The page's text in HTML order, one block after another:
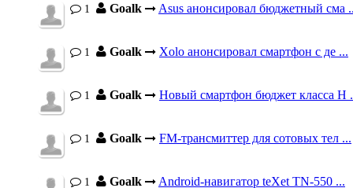
1 Goalk Asus анонсировал бюджетный сма
1 Goalk Xolo анонсировал смартфон с де ...
1 Goalk Новый смартфон бюджет класса H
1 Goalk FM-трансмиттер для сотовых тел ...
1 Goalk Android-навигатор teXet TN-550 ...